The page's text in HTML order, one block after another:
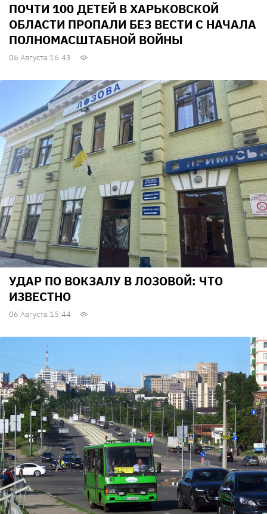
ПОЧТИ 100 ДЕТЕЙ В ХАРЬКОВСКОЙ
ОБЛАСТИ ПРОПАЛИ БЕЗ ВЕСТИ С НАЧАЛА
ПОЛНОМАСШТАБНОЙ ВОЙНЫ
06 Августа 16:43
УДАР ПО ВОКЗАЛУ В ЛОЗОВОЙ: ЧТО
ИЗВЕСТНО
06 Августа 15:44